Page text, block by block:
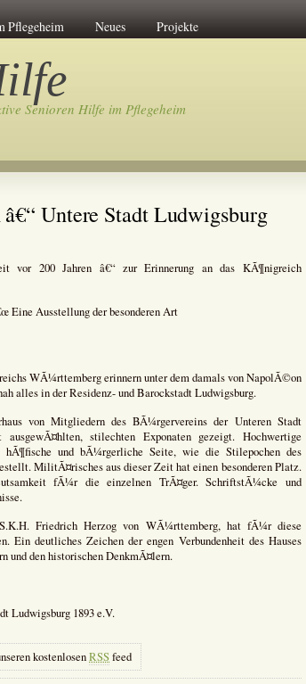
Pflegeheim Neues Projekte
Senioren Hilfe im Pflegeheim
Untere Stadt Ludwigsburg
vor 200 Jahren â€“ zur Erinnerung an das KÃ¶nigreich
Eine Ausstellung der besonderen Art
WÃ¼rttemberg erinnern unter dem damals von NapolÃ©on
alles in der Residenz- und Barockstadt Ludwigsburg.
von Mitgliedern des BÃ¼rgervereins der Unteren Stadt
stilechten Exponaten gezeigt. Hochwertige
hÃ¶fische und bÃ¼rgerliche Seite, wie die Stilepochen des
MilitÃ¤risches aus dieser Zeit hat einen besonderen Platz.
fÃ¼r die einzelnen TrÃ¤ger. SchriftstÃ¼cke und
Friedrich Herzog von WÃ¼rttemberg, hat fÃ¼r diese
Ein deutliches Zeichen der engen Verbundenheit des Hauses
und den historischen DenkmÃ¤lern.
Ludwigsburg 1893 e.V.
kostenlosenRSSfeed